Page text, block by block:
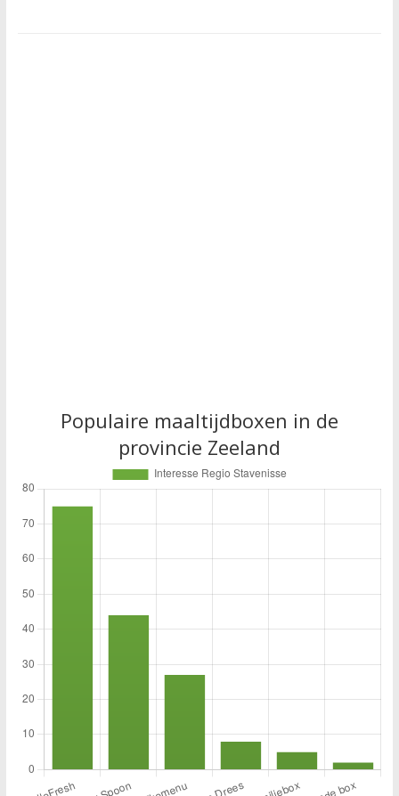
Populaire maaltijdboxen in de
provincie Zeeland